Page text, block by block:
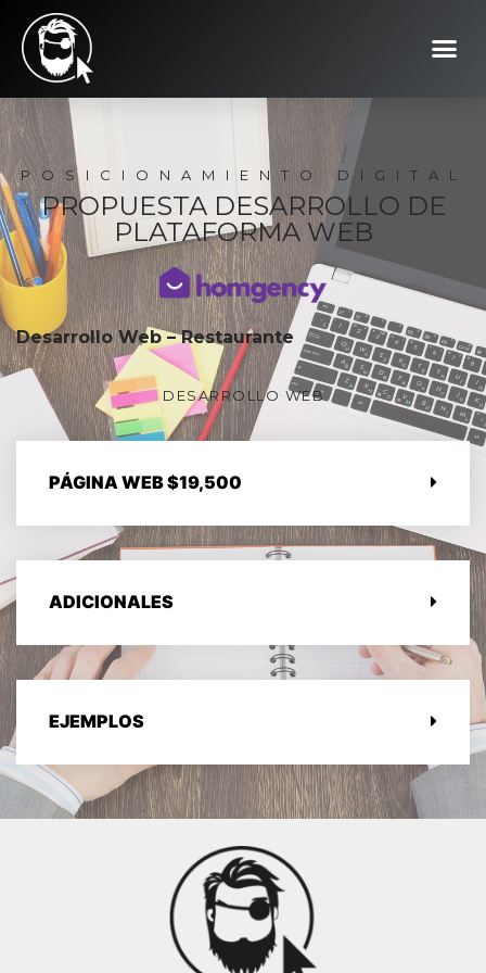
POSICIONAMIENTO DIGITAL
PROPUESTA DESARROLLO DE
PLATAFORMA WEB
Desarrollo Web – Restaurante
DESARROLLO WEB
PÁGINA WEB $19,500
ADICIONALES
EJEMPLOS